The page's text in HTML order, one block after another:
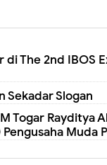
di The 2nd IBOS
Sekadar Slogan
Togar Rayditya
Muda